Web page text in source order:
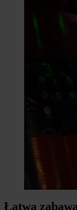
Łatwa